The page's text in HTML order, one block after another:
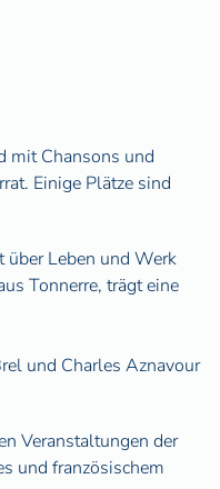
mit Chansons und
Einige Plätze sind
über Leben und Werk
Tonnerre, trägt eine
und Charles Aznavour
Veranstaltungen der
und französischem